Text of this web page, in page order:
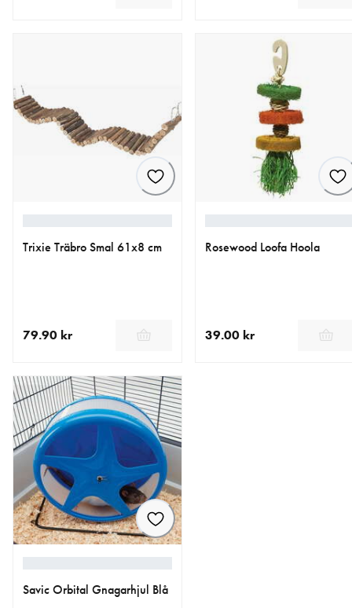
Trixie Träbro Smal 61x8 cm
79.90 kr
Rosewood Loofa Hoola
39.00 kr
Savic Orbital Gnagarhjul Blå